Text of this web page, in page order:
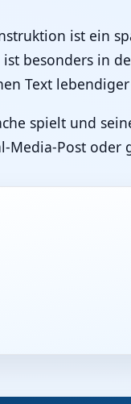
ist ein
besonders in
Text
spielt und
Media-Post